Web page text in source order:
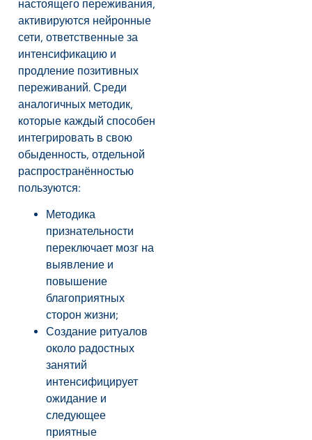
настоящего переживания,
активируются нейронные
сети, ответственные за
интенсификацию и
продление позитивных
переживаний. Среди
аналогичных методик,
которые каждый способен
интегрировать в свою
обыденность, отдельной
распространённостью
пользуются:
Методика
признательности
переключает мозг на
выявление и
повышение
благоприятных
сторон жизни;
Создание ритуалов
около радостных
занятий
интенсифицирует
ожидание и
следующее
приятные